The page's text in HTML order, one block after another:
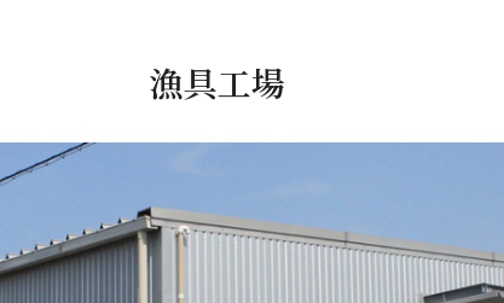
漁具工場